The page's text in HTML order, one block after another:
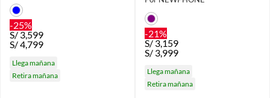
-25%
S/ 3,599
S/4,799
Llega mañana
Retira mañana
-21%
S/ 3,159
S/ 3,999
Llega mañana
Retira mañana